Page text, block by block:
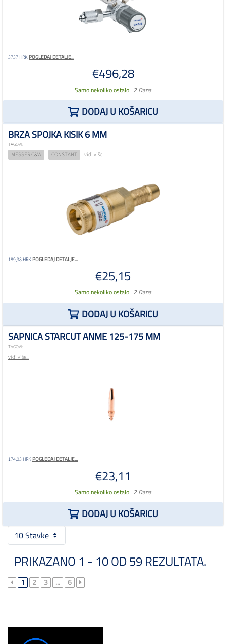
3737 HRKPOGLEDAJ DETALJE...
€496,28
Samo nekoliko ostalo 2 Dana
DODAJ U KOŠARICU
BRZA SPOJKA KISIK 6 MM
TAGOVI:
MESSER C&W CONSTANT vidi više...
189,38 HRKPOGLEDAJ DETALJE...
€25,15
Samo nekoliko ostalo 2 Dana
DODAJ U KOŠARICU
SAPNICA STARCUT ANME 125-175 MM
TAGOVI:
vidi više...
174,03 HRKPOGLEDAJ DETALJE...
€23,11
Samo nekoliko ostalo 2 Dana
DODAJ U KOŠARICU
10 Stavke
PRIKAZANO 1 - 10 OD 59 REZULTATA.
1 2 3 ... 6